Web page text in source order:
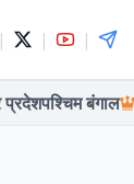
| | |
प्रदेशपश्चिम बंगाल